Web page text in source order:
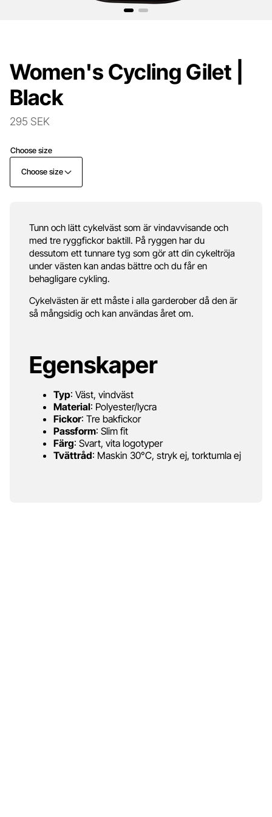
Women's Cycling Gilet |
Black
295 SEK
Choose size
Choose size
Tunn och lätt cykelväst som är vindavvisande och
med tre ryggfickor baktill. På ryggen har du
dessutom ett tunnare tyg som gör att din cykeltröja
under västen kan andas bättre och du får en
behagligare cykling.
Cykelvästen är ett måste i alla garderober då den är
så mångsidig och kan användas året om.
Egenskaper
Typ: Väst, vindväst
Material: Polyester/lycra
Fickor: Tre bakfickor
Passform: Slim fit
Färg: Svart, vita logotyper
Tvättråd: Maskin 30°C, stryk ej, torktumla ej